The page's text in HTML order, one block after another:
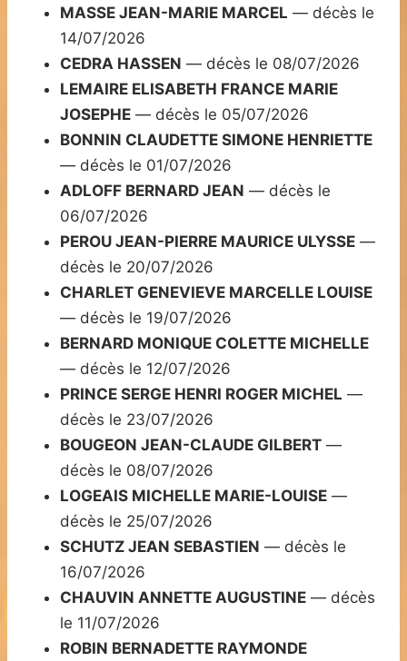
MASSE JEAN-MARIE MARCEL — décès le
14/07/2026
CEDRA HASSEN — décès le 08/07/2026
LEMAIRE ELISABETH FRANCE MARIE
JOSEPHE — décès le 05/07/2026
BONNIN CLAUDETTE SIMONE HENRIETTE
— décès le 01/07/2026
ADLOFF BERNARD JEAN — décès le
06/07/2026
PEROU JEAN-PIERRE MAURICE ULYSSE —
décès le 20/07/2026
CHARLET GENEVIEVE MARCELLE LOUISE
— décès le 19/07/2026
BERNARD MONIQUE COLETTE MICHELLE
— décès le 12/07/2026
PRINCE SERGE HENRI ROGER MICHEL —
décès le 23/07/2026
BOUGEON JEAN-CLAUDE GILBERT —
décès le 08/07/2026
LOGEAIS MICHELLE MARIE-LOUISE —
décès le 25/07/2026
SCHUTZ JEAN SEBASTIEN — décès le
16/07/2026
CHAUVIN ANNETTE AUGUSTINE — décès
le 11/07/2026
ROBIN BERNADETTE RAYMONDE